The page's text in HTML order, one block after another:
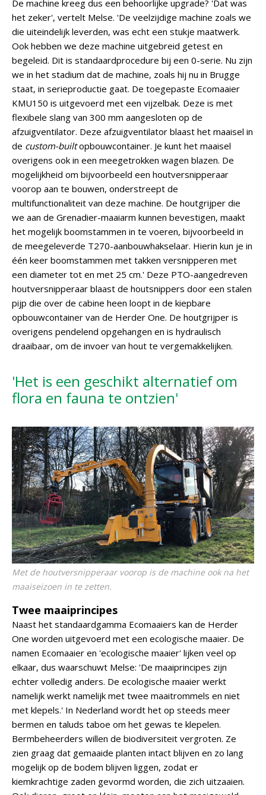
De machine kreeg dus een behoorlijke upgrade? 'Dat was
het zeker', vertelt Melse. 'De veelzijdige machine zoals we
die uiteindelijk leverden, was echt een stukje maatwerk.
Ook hebben we deze machine uitgebreid getest en
begeleid. Dit is standaardprocedure bij een 0-serie. Nu zijn
we in het stadium dat de machine, zoals hij nu in Brugge
staat, in serieproductie gaat. De toegepaste Ecomaaier
KMU150 is uitgevoerd met een vijzelbak. Deze is met
flexibele slang van 300 mm aangesloten op de
afzuigventilator. Deze afzuigventilator blaast het maaisel in
de custom-builtopbouwcontainer. Je kunt het maaisel
overigens ook in een meegetrokken wagen blazen. De
mogelijkheid om bijvoorbeeld een houtversnipperaar
voorop aan te bouwen, onderstreept de
multifunctionaliteit van deze machine. De houtgrijper die
we aan de Grenadier-maaiarm kunnen bevestigen, maakt
het mogelijk boomstammen in te voeren, bijvoorbeeld in
de meegeleverde T270-aanbouwhakselaar. Hierin kun je in
één keer boomstammen met takken versnipperen met
een diameter tot en met 25 cm.' Deze PTO-aangedreven
houtversnipperaar blaast de houtsnippers door een stalen
pijp die over de cabine heen loopt in de kiepbare
opbouwcontainer van de Herder One. De houtgrijper is
overigens pendelend opgehangen en is hydraulisch
draaibaar, om de invoer van hout te vergemakkelijken.
'Het is een geschikt alternatief om
flora en fauna te ontzien'
Met de houtversnipperaar voorop is de machine ook na het
maaiseizoen in te zetten.
Twee maaiprincipes
Naast het standaardgamma Ecomaaiers kan de Herder
One worden uitgevoerd met een ecologische maaier. De
namen Ecomaaier en 'ecologische maaier' lijken veel op
elkaar, dus waarschuwt Melse: 'De maaiprincipes zijn
echter volledig anders. De ecologische maaier werkt
namelijk werkt namelijk met twee maaitrommels en niet
met klepels.' In Nederland wordt het op steeds meer
bermen en taluds taboe om het gewas te klepelen.
Bermbeheerders willen de biodiversiteit vergroten. Ze
zien graag dat gemaaide planten intact blijven en zo lang
mogelijk op de bodem blijven liggen, zodat er
kiemkrachtige zaden gevormd worden, die zich uitzaaien.